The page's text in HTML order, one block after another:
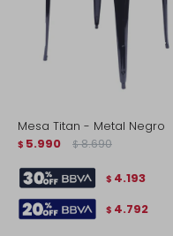
Mesa Titan - Metal Negro
$ 5.990 $ 8.690
$ 4.193
$ 4.792